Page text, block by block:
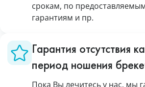
срокам, по
гарантиям и пр.
Гарантия отсутствия
период ношения
Пока Вы лечитесь у нас, мы